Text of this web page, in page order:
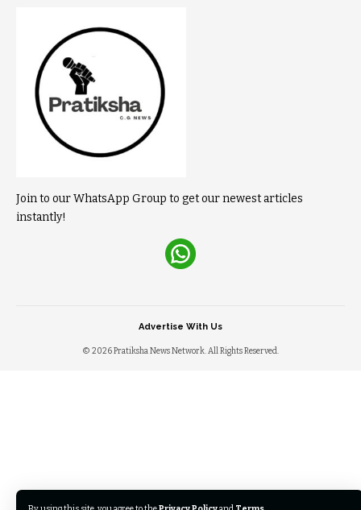
Join to our WhatsApp Group to get our newest articles
instantly!
© 2026 Pratiksha News Network. All Rights Reserved.
Advertise With Us